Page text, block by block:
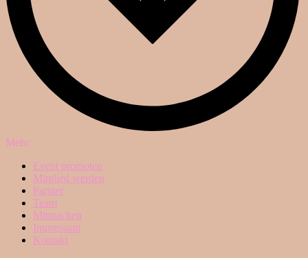
Mehr
Event promoten
Mitglied werden
Partner
Team
Mitmachen
Impressum
Kontakt